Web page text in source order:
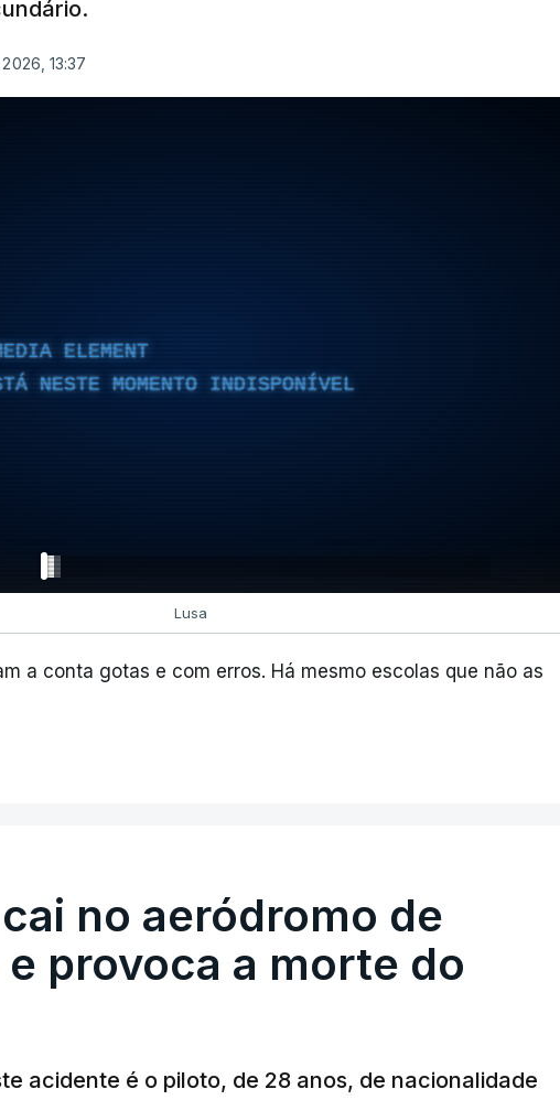
13:37
ELEMENT
NESTE MOMENTO INDISPONÍVEL
Lusa
a conta gotas e com erros. Há mesmo escolas que não as
no aeródromo de
provoca a morte do
acidente é o piloto, de 28 anos, de nacionalidade